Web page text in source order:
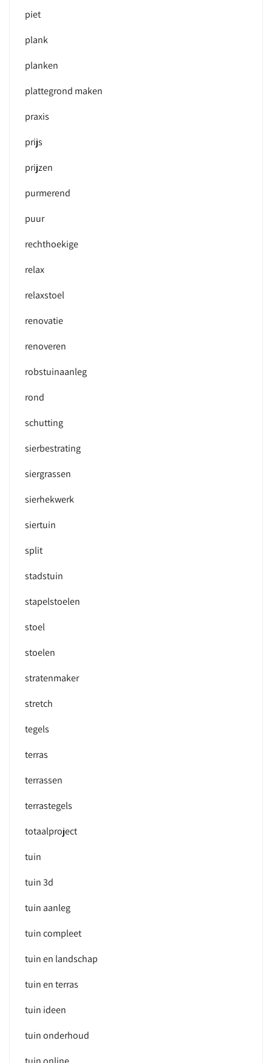
piet
plank
planken
plattegrond maken
praxis
prijs
prijzen
purmerend
puur
rechthoekige
relax
relaxstoel
renovatie
renoveren
robstuinaanleg
rond
schutting
sierbestrating
siergrassen
sierhekwerk
siertuin
split
stadstuin
stapelstoelen
stoel
stoelen
stratenmaker
stretch
tegels
terras
terrassen
terrastegels
totaalproject
tuin
tuin 3d
tuin aanleg
tuin compleet
tuin en landschap
tuin en terras
tuin ideen
tuin onderhoud